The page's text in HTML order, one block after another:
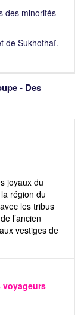
des minorités
de Sukhothaï.
- Des
joyaux du
région du
les tribus
l’ancien
vestiges de
voyageurs